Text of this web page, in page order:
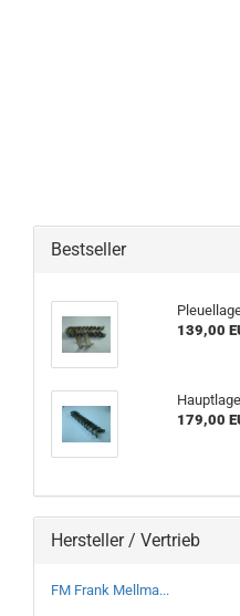
Bestseller
139,00
179,00
Hersteller / Vertrieb
FM Frank Mellma...